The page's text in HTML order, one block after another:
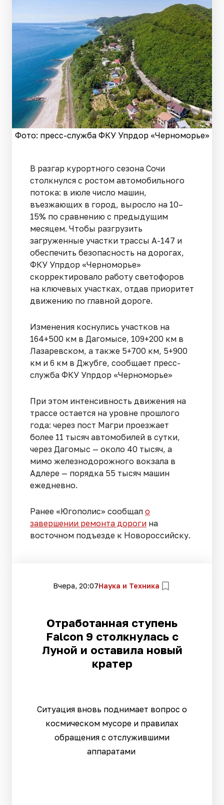
Фото: пресс-служба ФКУ Упрдор «Черноморье»
В разгар курортного сезона Сочи
столкнулся с ростом автомобильного
потока: в июле число машин,
въезжающих в город, выросло на 10–
15% по сравнению с предыдущим
месяцем. Чтобы разгрузить
загруженные участки трассы А-147 и
обеспечить безопасность на дорогах,
ФКУ Упрдор «Черноморье»
скорректировало работу светофоров
на ключевых участках, отдав приоритет
движению по главной дороге.
Изменения коснулись участков на
164+500 км в Дагомысе, 109+200 км в
Лазаревском, а также 5+700 км, 5+900
км и 6 км в Джубге, сообщает пресс-
служба ФКУ Упрдор «Черноморье»
При этом интенсивность движения на
трассе остается на уровне прошлого
года: через пост Магри проезжает
более 11 тысяч автомобилей в сутки,
через Дагомыс — около 40 тысяч, а
мимо железнодорожного вокзала в
Адлере — порядка 55 тысяч машин
ежедневно.
Ранее «Югополис» сообщал о
завершении ремонта дороги на
восточном подъезде к Новороссийску.
Вчера, 20:07Наука и Техника
Отработанная ступень
Falcon 9 столкнулась с
Луной и оставила новый
кратер
Ситуация вновь поднимает вопрос о
космическом мусоре и правилах
обращения с отслужившими
аппаратами